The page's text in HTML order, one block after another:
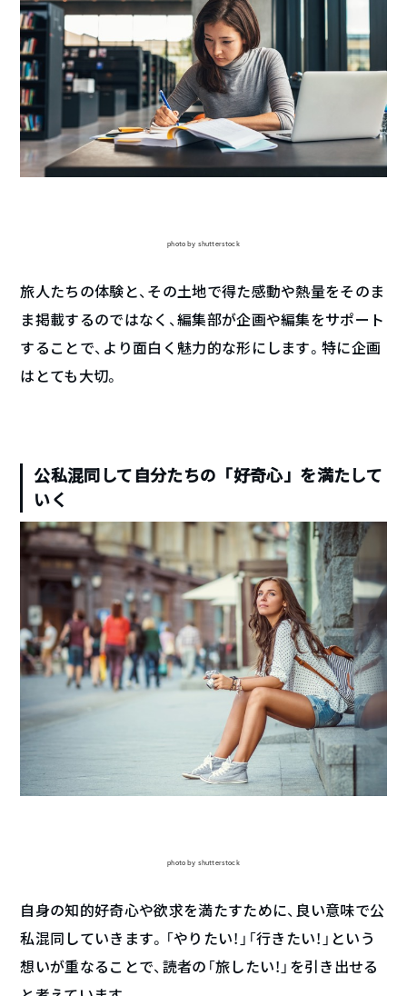
photo by shutterstock
旅人たちの体験と、その土地で得た感動や熱量をそのま
ま掲載するのではなく、編集部が企画や編集をサポート
することで、より面白く魅力的な形にします。特に企画
はとても大切。
公私混同して自分たちの「好奇心」を満たして
いく
photo by shutterstock
自身の知的好奇心や欲求を満たすために、良い意味で公
私混同していきます。「やりたい！」「行きたい！」という
想いが重なることで、読者の「旅したい！」を引き出せる